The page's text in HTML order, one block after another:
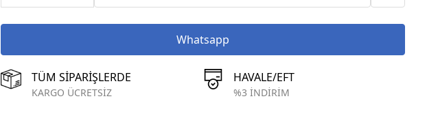
Whatsapp
TÜM SİPARİŞLERDE
KARGO ÜCRETSİZ
HAVALE/EFT
%3 İNDİRİM